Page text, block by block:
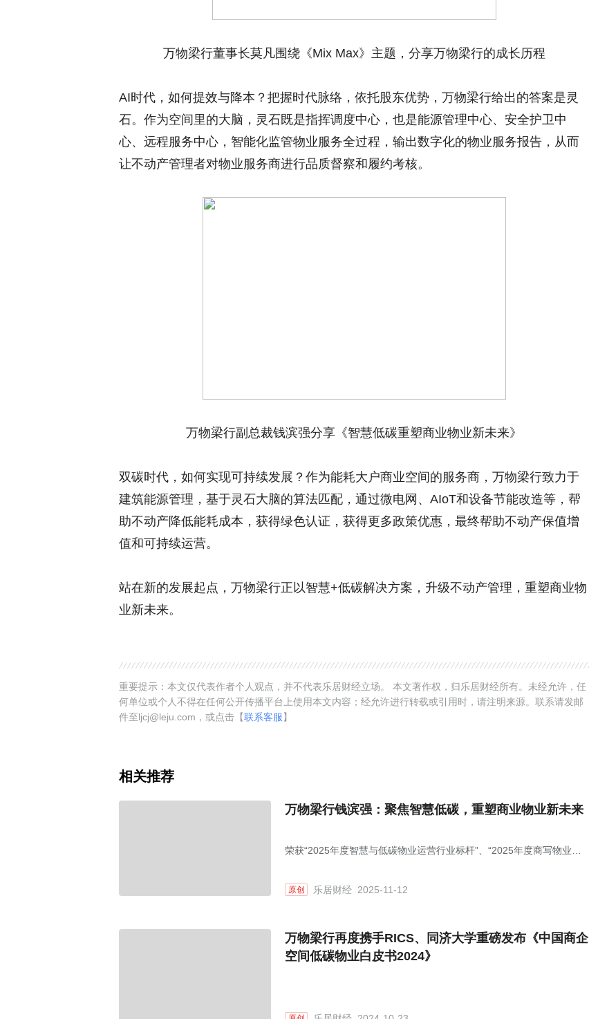
万物梁行董事长莫凡围绕《Mix Max》主题，分享万物梁行的成长历程
AI时代，如何提效与降本？把握时代脉络，依托股东优势，万物梁行给出的答案是灵
石。作为空间里的大脑，灵石既是指挥调度中心，也是能源管理中心、安全护卫中
心、远程服务中心，智能化监管物业服务全过程，输出数字化的物业服务报告，从而
让不动产管理者对物业服务商进行品质督察和履约考核。
万物梁行副总裁钱滨强分享《智慧低碳重塑商业物业新未来》
双碳时代，如何实现可持续发展？作为能耗大户商业空间的服务商，万物梁行致力于
建筑能源管理，基于灵石大脑的算法匹配，通过微电网、AIoT和设备节能改造等，帮
助不动产降低能耗成本，获得绿色认证，获得更多政策优惠，最终帮助不动产保值增
值和可持续运营。
站在新的发展起点，万物梁行正以智慧+低碳解决方案，升级不动产管理，重塑商业物
业新未来。
重要提示：本文仅代表作者个人观点，并不代表乐居财经立场。 本文著作权，归乐居财经所有。未经允许，任
何单位或个人不得在任何公开传播平台上使用本文内容；经允许进行转载或引用时，请注明来源。联系请发邮
件至ljcj@leju.com，或点击【联系客服】
相关推荐
万物梁行钱滨强：聚焦智慧低碳，重塑商业物业新未来
荣获“2025年度智慧与低碳物业运营行业标杆”、“2025年度商写物业服
原创 乐居财经 2025-11-12
万物梁行再度携手RICS、同济大学重磅发布《中国商企
空间低碳物业白皮书2024》